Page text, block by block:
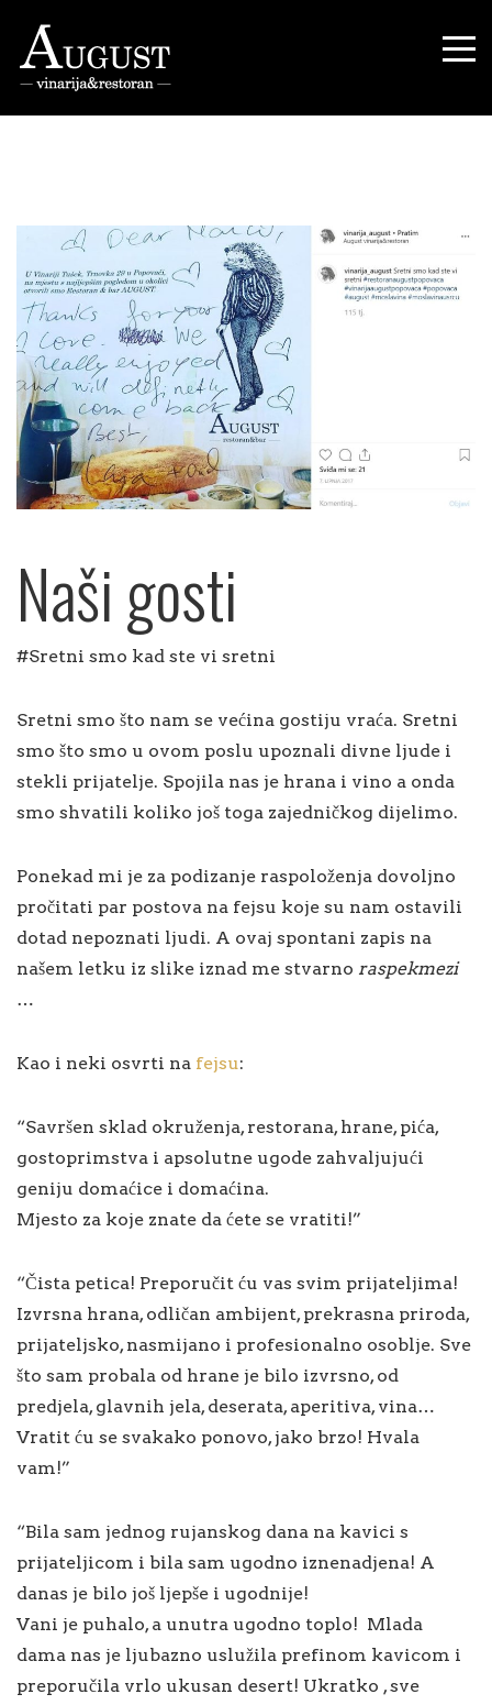
Naši gosti
#Sretni smo kad ste vi sretni
Sretni smo što nam se većina gostiju vraća. Sretni
smo što smo u ovom poslu upoznali divne ljude i
stekli prijatelje. Spojila nas je hrana i vino a onda
smo shvatili koliko još toga zajedničkog dijelimo.
Ponekad mi je za podizanje raspoloženja dovoljno
pročitati par postova na fejsu koje su nam ostavili
dotad nepoznati ljudi. A ovaj spontani zapis na
našem letku iz slike iznad me stvarno raspekmezi
…
Kao i neki osvrti na fejsu:
“Savršen sklad okruženja, restorana, hrane, pića,
gostoprimstva i apsolutne ugode zahvaljujući
geniju domaćice i domaćina.
Mjesto za koje znate da ćete se vratiti!”
“Čista petica! Preporučit ću vas svim prijateljima!
Izvrsna hrana, odličan ambijent, prekrasna priroda,
prijateljsko, nasmijano i profesionalno osoblje. Sve
što sam probala od hrane je bilo izvrsno, od
predjela, glavnih jela, deserata, aperitiva, vina…
Vratit ću se svakako ponovo, jako brzo! Hvala
vam!”
“Bila sam jednog rujanskog dana na kavici s
prijateljicom i bila sam ugodno iznenadjena! A
danas je bilo još ljepše i ugodnije!
Vani je puhalo, a unutra ugodno toplo! Mlada
dama nas je ljubazno uslužila prefinom kavicom i
preporučila vrlo ukusan desert! Ukratko , sve